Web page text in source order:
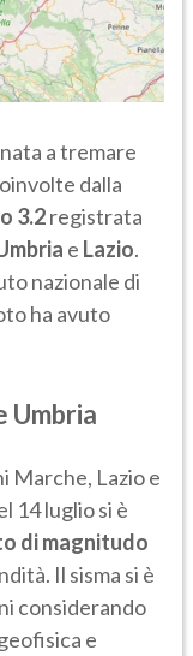
a tremare
dalla
3.2registrata
e Lazio.
nazionale di
ha avuto
Umbria
Marche, Lazio e
14 luglio si è
di magnitudo
Il sisma si è
considerando
e